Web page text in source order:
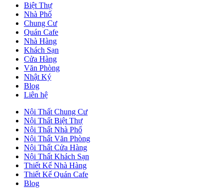
Biệt Thự
Nhà Phố
Chung Cư
Quán Cafe
Nhà Hàng
Khách Sạn
Cửa Hàng
Văn Phòng
Nhật Ký
Blog
Liên hệ
Nội Thất Chung Cư
Nội Thất Biệt Thự
Nội Thất Nhà Phố
Nội Thất Văn Phòng
Nội Thất Cửa Hàng
Nội Thất Khách Sạn
Thiết Kế Nhà Hàng
Thiết Kế Quán Cafe
Blog